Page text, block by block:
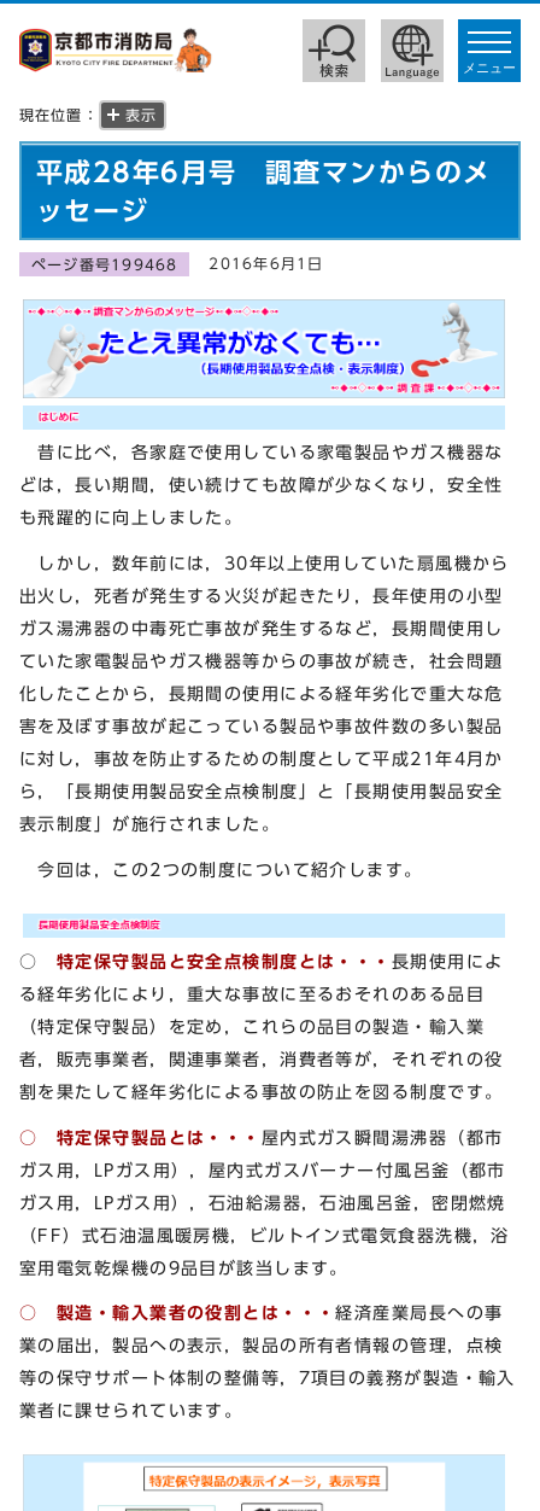
toggle
メニュー
現在位置： 表示
平成28年6月号 調査マンからのメ
ッセージ
ページ番号199468 2016年6月1日
昔に比べ，各家庭で使用している家電製品やガス機器な
どは，長い期間，使い続けても故障が少なくなり，安全性
も飛躍的に向上しました。
しかし，数年前には，30年以上使用していた扇風機から
出火し，死者が発生する火災が起きたり，長年使用の小型
ガス湯沸器の中毒死亡事故が発生するなど，長期間使用し
ていた家電製品やガス機器等からの事故が続き，社会問題
化したことから，長期間の使用による経年劣化で重大な危
害を及ぼす事故が起こっている製品や事故件数の多い製品
に対し，事故を防止するための制度として平成21年4月か
ら，「長期使用製品安全点検制度」と「長期使用製品安全
表示制度」が施行されました。
今回は，この2つの制度について紹介します。
○ 特定保守製品と安全点検制度とは・・・ 長期使用によ
る経年劣化により，重大な事故に至るおそれのある品目
（特定保守製品）を定め，これらの品目の製造・輸入業
者，販売事業者，関連事業者，消費者等が，それぞれの役
割を果たして経年劣化による事故の防止を図る制度です。
○ 特定保守製品とは・・・ 屋内式ガス瞬間湯沸器（都市
ガス用，LPガス用），屋内式ガスバーナー付風呂釜（都市
ガス用，LPガス用），石油給湯器，石油風呂釜，密閉燃焼
（FF）式石油温風暖房機，ビルトイン式電気食器洗機，浴
室用電気乾燥機の9品目が該当します。
○ 製造・輸入業者の役割とは・・・経済産業局長への事
業の届出，製品への表示，製品の所有者情報の管理，点検
等の保守サポート体制の整備等，7項目の義務が製造・輸入
業者に課せられています。